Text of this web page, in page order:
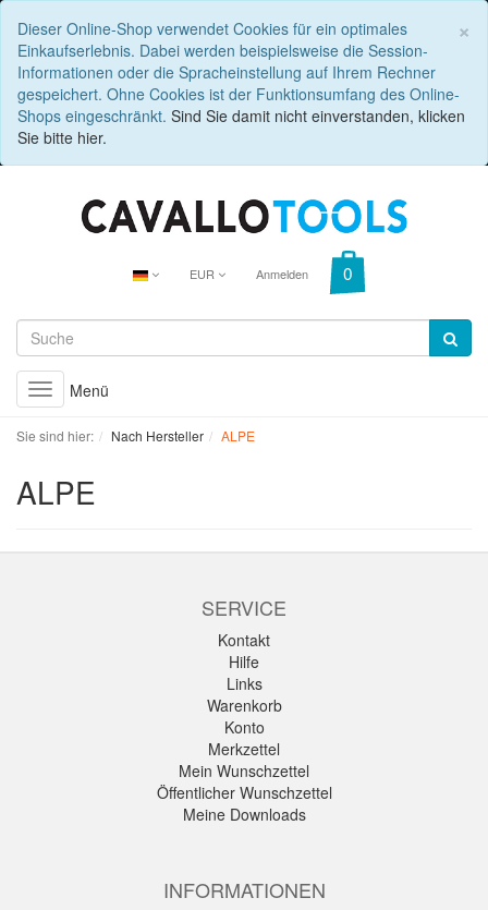
×
Dieser Online-Shop verwendet Cookies für ein optimales
Einkaufserlebnis. Dabei werden beispielsweise die Session-
Informationen oder die Spracheinstellung auf Ihrem Rechner
gespeichert. Ohne Cookies ist der Funktionsumfang des Online-
Shops eingeschränkt. Sind Sie damit nicht einverstanden, klicken
Sie bitte hier.
EUR Anmelden
Toggle
navigation
Menü
Sie sind hier: Nach Hersteller ALPE
ALPE
SERVICE
Kontakt
Hilfe
Links
Warenkorb
Konto
Merkzettel
Mein Wunschzettel
Öffentlicher Wunschzettel
Meine Downloads
INFORMATIONEN